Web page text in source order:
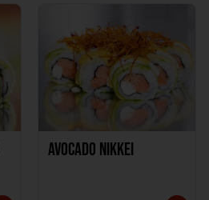
AVOCADO NIKKEI